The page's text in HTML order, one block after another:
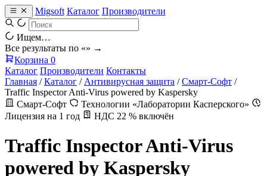
Migsoft Каталог Производители
Ищем…
Все результаты по «» →
Корзина 0
Каталог Производители Контакты
Главная / Каталог / Антивирусная защита / Смарт-Софт /
Traffic Inspector Anti-Virus powered by Kaspersky
Смарт-Софт
Технологии «Лаборатории Касперского»
Лицензия на 1 год
НДС 22 % включён
Traffic Inspector Anti-Virus
powered by Kaspersky